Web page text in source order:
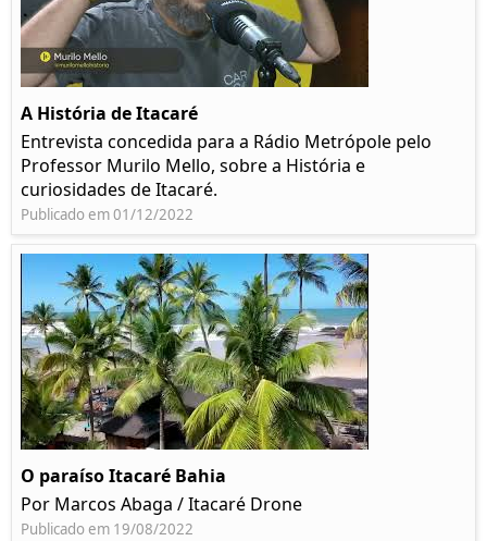
A História de Itacaré
Entrevista concedida para a Rádio Metrópole pelo
Professor Murilo Mello, sobre a História e
curiosidades de Itacaré.
Publicado em 01/12/2022
O paraíso Itacaré Bahia
Por Marcos Abaga / Itacaré Drone
Publicado em 19/08/2022